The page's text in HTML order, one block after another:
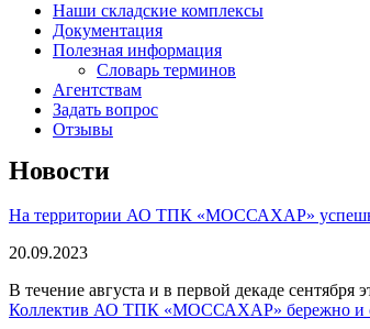
Наши складские комплексы
Документация
Полезная информация
Словарь терминов
Агентствам
Задать вопрос
Отзывы
Новости
На территории АО ТПК «МОССАХАР» успешно
20.09.2023
В течение августа и в первой декаде
Коллектив АО ТПК «МОССАХАР» бережно и с